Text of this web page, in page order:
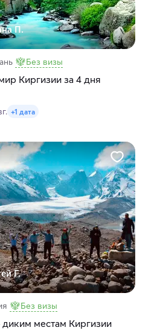
П.
Без визы
Киргизии за 4 дня
+1 дата
Г.
Без визы
местам Киргизии